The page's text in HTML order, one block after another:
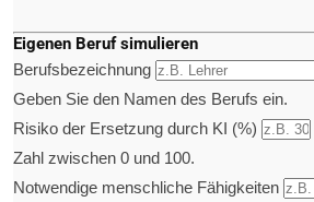
Eigenen Beruf simulieren
Berufsbezeichnung
Geben Sie den Namen des Berufs ein.
Risiko der Ersetzung durch KI (%)
Zahl zwischen 0 und 100.
Notwendige menschliche Fähigkeiten